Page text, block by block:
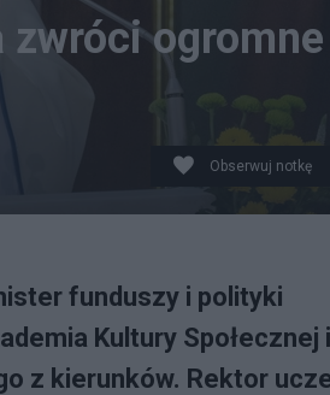
zwróci ogromne
Obserwuj notkę
funduszy i polityki
Kultury Społecznej i
z kierunków. Rektor